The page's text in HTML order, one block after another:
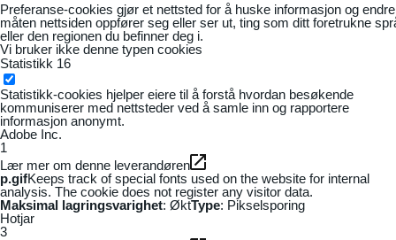
Preferanse-cookies gjør et nettsted for å huske informasjon og
måten nettsiden oppfører seg eller ser ut, ting som ditt foretrukne
eller den regionen du befinner deg i.
Vi bruker ikke denne typen cookies
Statistikk 16
Statistikk-cookies hjelper eiere til å forstå hvordan besøkende
kommuniserer med nettsteder ved å samle inn og rapportere
informasjon anonymt.
Adobe Inc.
1
Lær mer om denne leverandøren
p.gifKeeps track of special fonts used on the website for internal
analysis. The cookie does not register any visitor data.
Maksimal lagringsvarighet: ØktType: Pikselsporing
Hotjar
3